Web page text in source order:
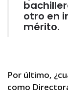
otro en
mérito.
Por último,
como